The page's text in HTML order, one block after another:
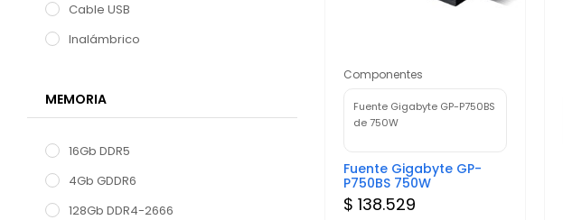
Cable USB
Inalámbrico
MEMORIA
16Gb DDR5
4Gb GDDR6
128Gb DDR4-2666
Componentes
Fuente Gigabyte GP-P750BS
de 750W
Fuente Gigabyte GP-
P750BS 750W
$ 138.529